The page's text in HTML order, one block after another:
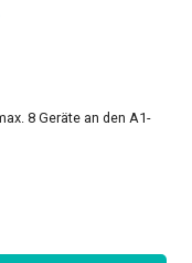
8 Geräte an den A1-